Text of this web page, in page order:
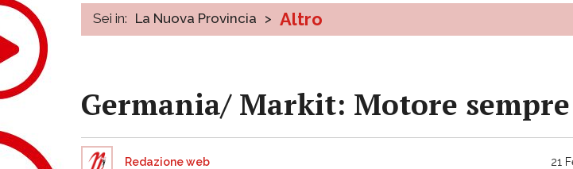
Sei in: La Nuova Provincia > Altro
Germania/ Markit: Motore
Redazione web 21